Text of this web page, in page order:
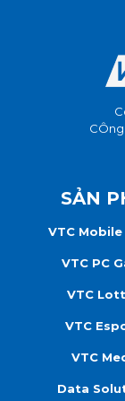
SẢN
VTC Mobile
VTC PC
VTC
VTC
VTC
Data